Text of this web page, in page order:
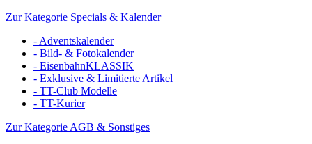
Zur Kategorie Specials & Kalender
- Adventskalender
- Bild- & Fotokalender
- EisenbahnKLASSIK
- Exklusive & Limitierte Artikel
- TT-Club Modelle
- TT-Kurier
Zur Kategorie AGB & Sonstiges